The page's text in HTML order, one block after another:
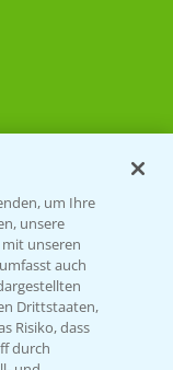
um Ihre
unsere
unseren
auch
Drittstaaten,
Risiko, dass
durch